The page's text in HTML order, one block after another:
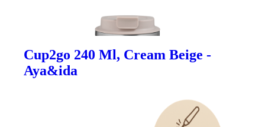
Cup2go 240 Ml, Cream Beige -
Aya&ida